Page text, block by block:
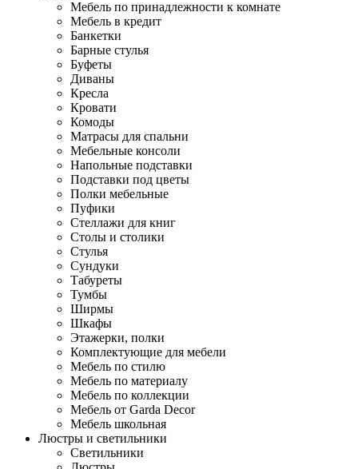
Мебель по принадлежности к комнате
Мебель в кредит
Банкетки
Барные стулья
Буфеты
Диваны
Кресла
Кровати
Комоды
Матрасы для спальни
Мебельные консоли
Напольные подставки
Подставки под цветы
Полки мебельные
Пуфики
Стеллажи для книг
Столы и столики
Стулья
Сундуки
Табуреты
Тумбы
Ширмы
Шкафы
Этажерки, полки
Комплектующие для мебели
Мебель по стилю
Мебель по материалу
Мебель по коллекции
Мебель от Garda Decor
Мебель школьная
Люстры и светильники
Светильники